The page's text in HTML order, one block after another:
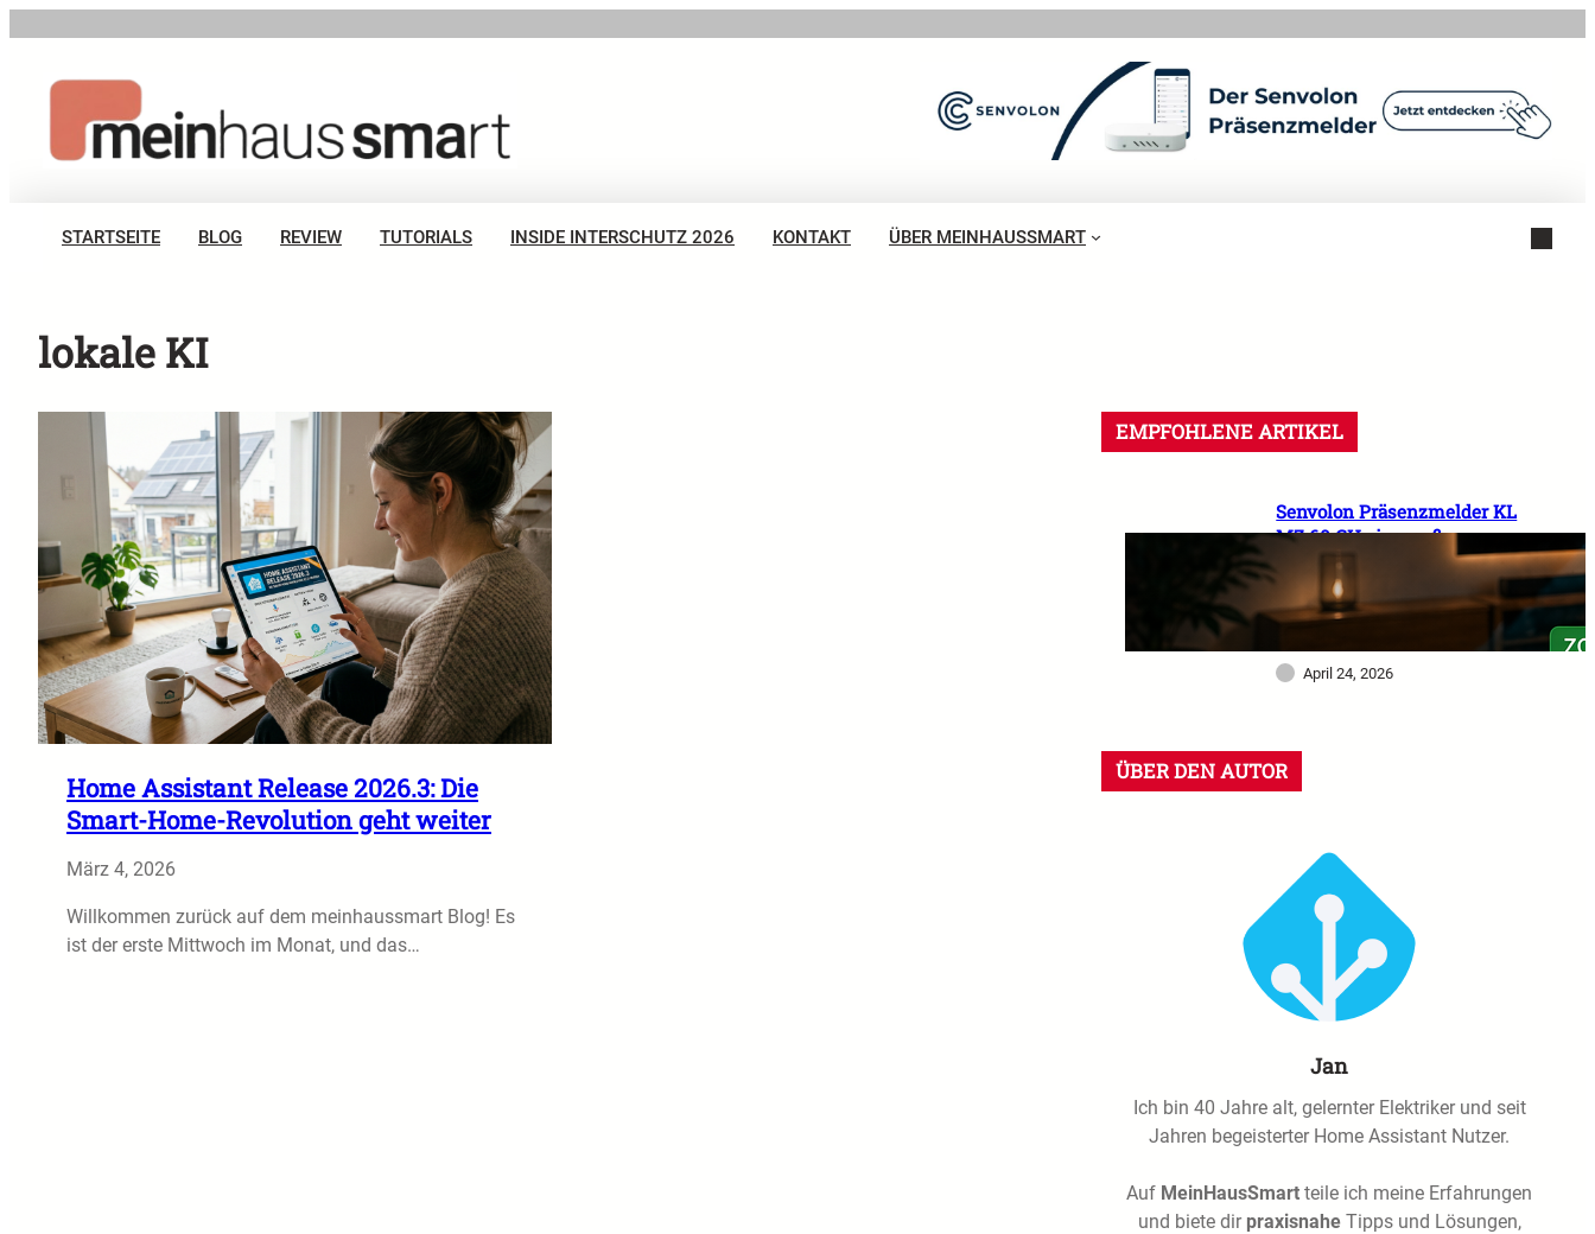
springen
STARTSEITE BLOG REVIEW TUTORIALS INSIDE INTERSCHUTZ 2026 KONTAKT ÜBER MEINHAUSSMART
lokale KI
Home Assistant Release 2026.3: Die
Smart-Home-Revolution geht weiter
März 4, 2026
Willkommen zurück auf dem meinhaussmart Blog! Es
ist der erste Mittwoch im Monat, und das…
EMPFOHLENE ARTIKEL
Senvolon Präsenzmelder KL
MZ 60 GHz im großen
Praxistest: Warum dieser
Sensor mein Smart Home
deutlich intelligenter
April 24, 2026
ÜBER DEN AUTOR
Jan
Ich bin 40 Jahre alt, gelernter Elektriker und seit
Jahren begeisterter Home Assistant Nutzer.
Auf MeinHausSmart teile ich meine Erfahrungen
und biete dir praxisnaheTipps und Lösungen,